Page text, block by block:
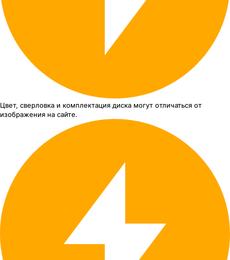
Цвет, сверловка и комплектация диска могут отличаться от
изображения на сайте.